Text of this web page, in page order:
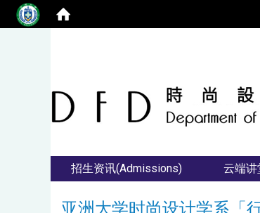
招生资讯(Admissions) 云端讲
亚洲大学时尚设计学系「